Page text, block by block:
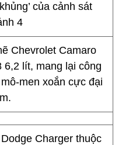
Chevrolet Camaro
lít, mang lại công
men xoắn cực đại
Charger thuộc